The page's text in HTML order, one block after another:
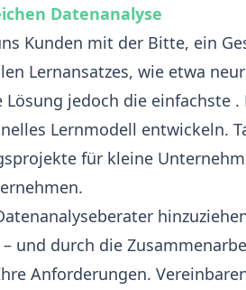
Datenanalyse
Kunden mit der Bitte, ein
Lernansatzes, wie etwa
Lösung jedoch die einfachste .
Lernmodell entwickeln.
für kleine
und durch die
Anforderungen.